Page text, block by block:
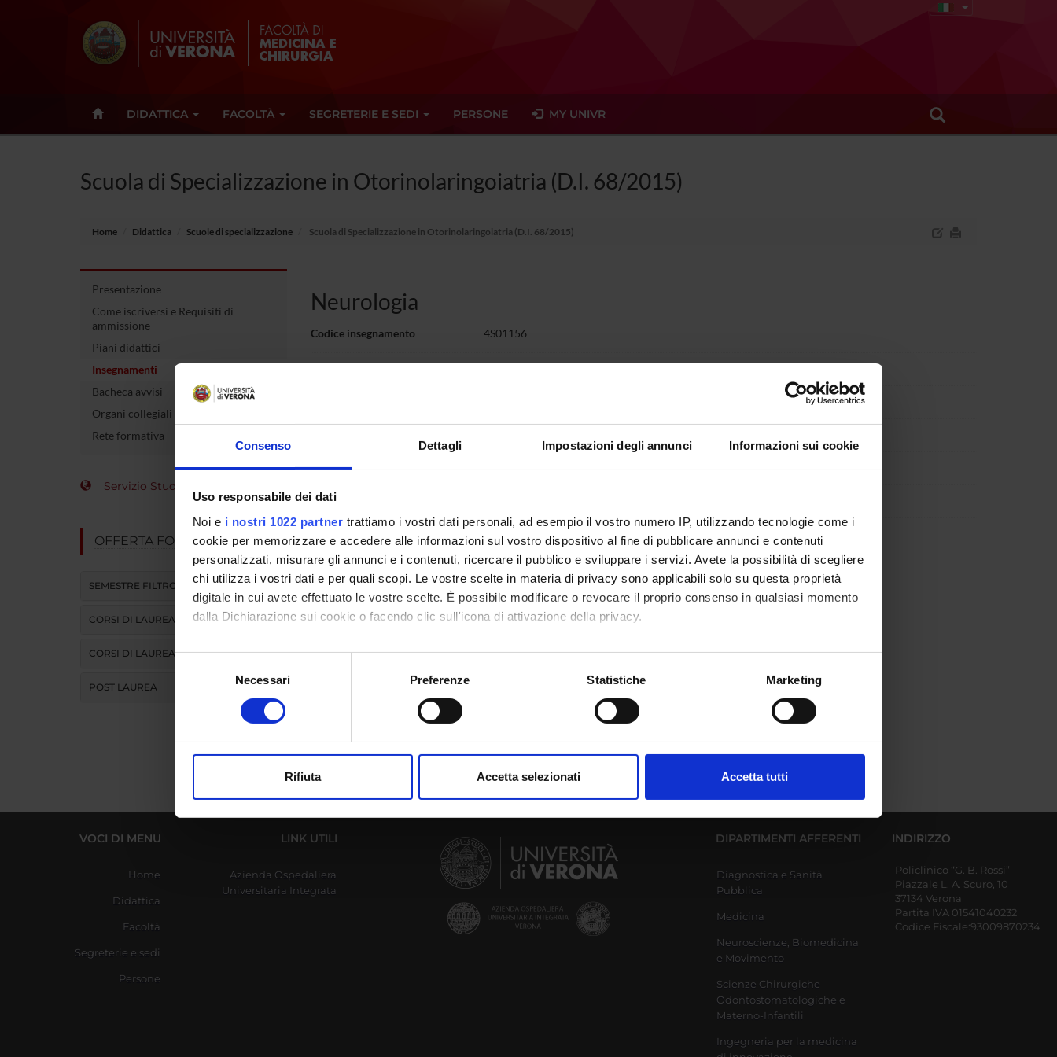
Consenso Dettagli Impostazioni degli annunci Informazioni sui cookie
Uso responsabile dei dati
Noi e i nostri 1022 partner trattiamo i vostri dati personali, ad esempio il vostro numero IP, utilizzando tecnologie come i
cookie per memorizzare e accedere alle informazioni sul vostro dispositivo al fine di pubblicare annunci e contenuti
personalizzati, misurare gli annunci e i contenuti, ricercare il pubblico e sviluppare i servizi. Avete la possibilità di scegliere
chi utilizza i vostri dati e per quali scopi. Le vostre scelte in materia di privacy sono applicabili solo su questa proprietà
digitale in cui avete effettuato le vostre scelte. È possibile modificare o revocare il proprio consenso in qualsiasi momento
dalla Dichiarazione sui cookie o facendo clic sull'icona di attivazione della privacy.
Con il tuo consenso, vorremmo anche:
raccogliere informazioni sulla tua posizione geografica, con un'approssimazione di qualche metro,
digitali).
modificare o ritirare il tuo consenso in qualsiasi momento dalla Dichiarazione sui cookie.
che hanno raccolto dal tuo utilizzo dei loro servizi.
Selezione
Necessari Preferenze Statistiche Marketing
Rifiuta Accetta selezionati Accetta tutti
DIDATTICA FACOLTÀ SEGRETERIE E SEDI PERSONE MY UNIVR
Scuola di Specializzazione in Otorinolaringoiatria (D.I. 68/2015)
Home Didattica Scuole di specializzazione Scuola di Specializzazione in Otorinolaringoiatria (D.I. 68/2015)
Presentazione
Come iscriversi e Requisiti di
ammissione
Piani didattici
Insegnamenti
Bacheca avvisi
Organi collegiali e di governo
Rete formativa
Servizio Studenti Internazionali
OFFERTA FORMATIVA
SEMESTRE FILTRO
CORSI DI LAUREA
CORSI DI LAUREA MAGISTRALE
POST LAUREA
Neurologia
Codice insegnamento 4S01156
Docente Salvatore Monaco
Lingua di erogazione
Sede
non ancora assegnato
VOCI DI MENU
Home
Didattica
Facoltà
Segreterie e sedi
Persone
LINK UTILI
Azienda Ospedaliera
Universitaria Integrata
DIPARTIMENTI AFFERENTI
Diagnostica e Sanità
Pubblica
Medicina
Neuroscienze, Biomedicina
e Movimento
Scienze Chirurgiche
Odontostomatologiche e
Materno-Infantili
Ingegneria per la medicina
INDIRIZZO
Policlinico “G. B. Rossi”
Piazzale L. A. Scuro, 10
37134 Verona
Partita IVA 01541040232
Codice Fiscale:93009870234